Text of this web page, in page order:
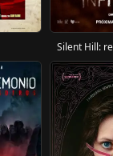
Silent Hill: